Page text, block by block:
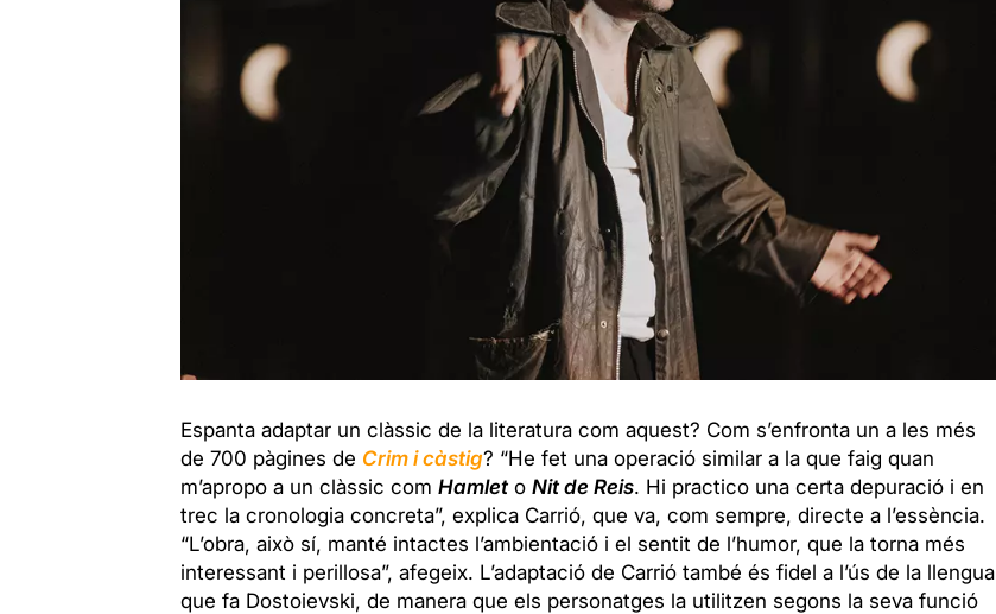
Espanta adaptar un clàssic de la literatura com aquest? Com s’enfronta un a les més
de 700 pàgines de Crim i càstig? “He fet una operació similar a la que faig quan
m’apropo a un clàssic com Hamleto Nit de Reis. Hi practico una certa depuració i en
trec la cronologia concreta”, explica Carrió, que va, com sempre, directe a l’essència.
“L’obra, això sí, manté intactes l’ambientació i el sentit de l’humor, que la torna més
interessant i perillosa”, afegeix. L’adaptació de Carrió també és fidel a l’ús de la llengua
que fa Dostoievski, de manera que els personatges la utilitzen segons la seva funció